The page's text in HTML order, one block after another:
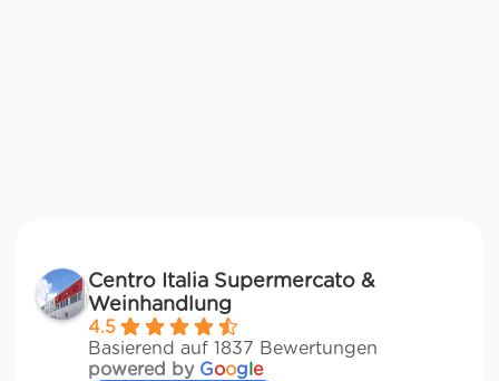
Centro Italia Supermercato &
Weinhandlung
4.5
Basierend auf 1837 Bewertungen
powered by Google